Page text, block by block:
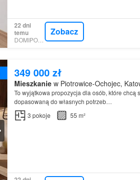
22 dni
temu
DOMIPORTA
Zobacz
349 000 zł
Mieszkaniew Piotrowice-Ochojec,
To wyjątkowa propozycja dla osób, które chcą
dopasowaną do własnych potrzeb…
3 pokoje 55 m²